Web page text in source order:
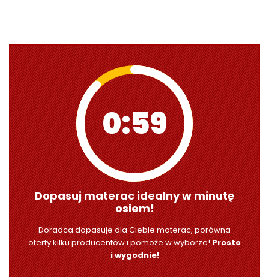
0:58
Dopasuj materac idealny w minutę
osiem!
Doradca dopasuje dla Ciebie materac, porówna
oferty kilku producentów i pomoże w wyborze!Prosto
i wygodnie!